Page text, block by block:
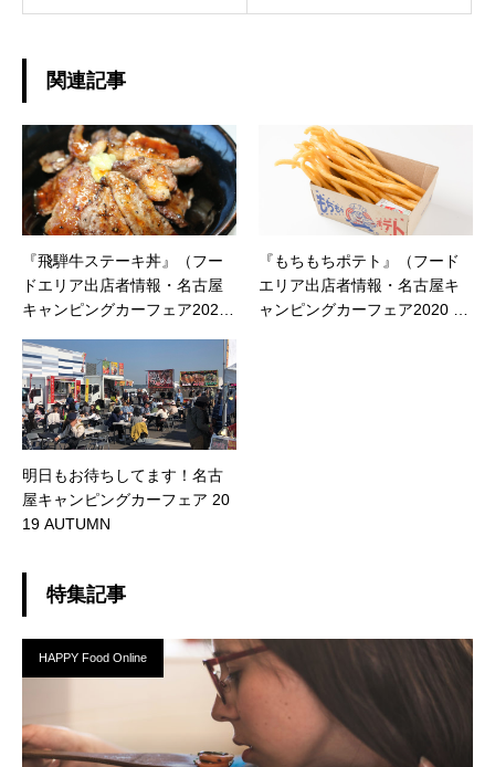
関連記事
『飛騨牛ステーキ丼』（フー
ドエリア出店者情報・名古屋
キャンピングカーフェア2020
『もちもちポテト』（フード
エリア出店者情報・名古屋キ
ャンピングカーフェア2020 sp
明日もお待ちしてます！名古
屋キャンピングカーフェア 20
19 AUTUMN
特集記事
HAPPY Food Online